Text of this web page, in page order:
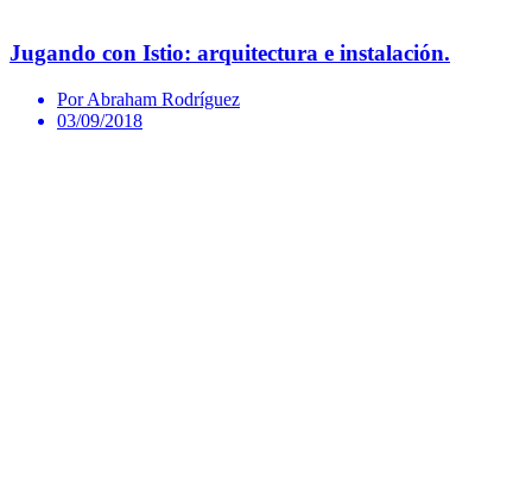
Jugando con Istio: arquitectura e instalación.
Por Abraham Rodríguez
03/09/2018